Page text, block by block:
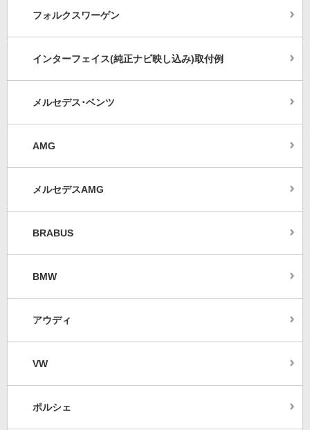
フォルクスワーゲン
インターフェイス(純正ナビ映し込み)取付例
メルセデス･ベンツ
AMG
メルセデスAMG
BRABUS
BMW
アウディ
VW
ポルシェ